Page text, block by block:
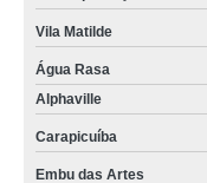
Vila Matilde
Água Rasa
Alphaville
Carapicuíba
Embu das Artes